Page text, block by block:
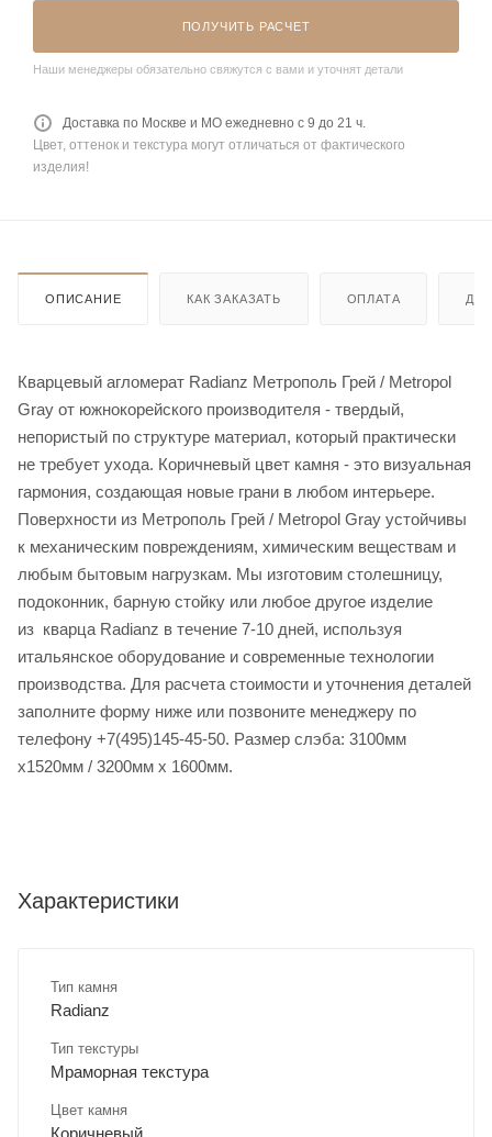
ПОЛУЧИТЬ РАСЧЕТ
Наши менеджеры обязательно свяжутся с вами и уточнят детали
Доставка по Москве и МО ежедневно с 9 до 21 ч.
Цвет, оттенок и текстура могут отличаться от фактического
изделия!
ОПИСАНИЕ КАК ЗАКАЗАТЬ ОПЛАТА
Кварцевый агломерат Radianz Метрополь Грей / Metropol
Gray от южнокорейского производителя - твердый,
непористый по структуре материал, который практически
не требует ухода. Коричневый цвет камня - это визуальная
гармония, создающая новые грани в любом интерьере.
Поверхности из Метрополь Грей / Metropol Gray устойчивы
к механическим повреждениям, химическим веществам и
любым бытовым нагрузкам. Мы изготовим столешницу,
подоконник, барную стойку или любое другое изделие
из кварца Radianz в течение 7-10 дней, используя
итальянское оборудование и современные технологии
производства. Для расчета стоимости и уточнения деталей
заполните форму ниже или позвоните менеджеру по
телефону +7(495)145-45-50. Размер слэба: 3100мм
х1520мм / 3200мм х 1600мм.
Характеристики
Тип камня
Radianz
Тип текстуры
Мраморная текстура
Цвет камня